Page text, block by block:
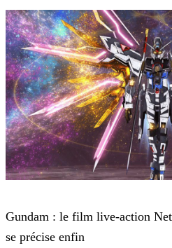
Gundam : le film live-action
se précise enfin